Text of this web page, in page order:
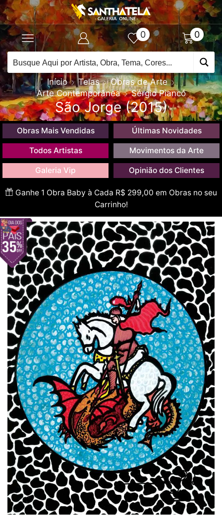
0 0
Início Telas
Obras de Arte
Arte Contemporânea
Sérgio Piancó
São Jorge (2015)
Obras Mais Vendidas Últimas Novidades
Todos Artistas Movimentos da Arte
Galeria Vip Opinião dos Clientes
Ganhe 1 Obra Baby à Cada R$ 299,00 em Obras no seu
Carrinho!